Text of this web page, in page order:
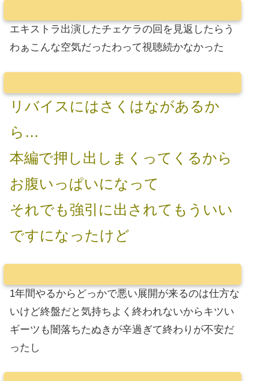
エキストラ出演したチェケラの回を見返したらう
わぁこんな空気だったわって視聴続かなかった
リバイスにはさくはながあるか
ら…
本編で押し出しまくってくるから
お腹いっぱいになって
それでも強引に出されてもういい
ですになったけど
1年間やるからどっかで悪い展開が来るのは仕方な
いけど終盤だと気持ちよく終われないからキツい
ギーツも闇落ちたぬきが辛過ぎて終わりが不安だ
ったし